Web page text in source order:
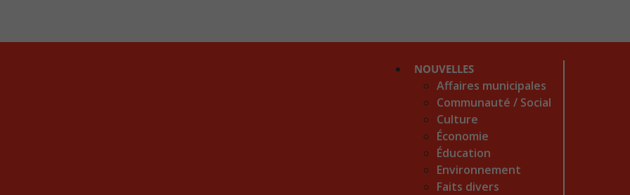
NOUVELLES
Affaires municipales
Communauté / Social
Culture
Économie
Éducation
Environnement
Faits divers